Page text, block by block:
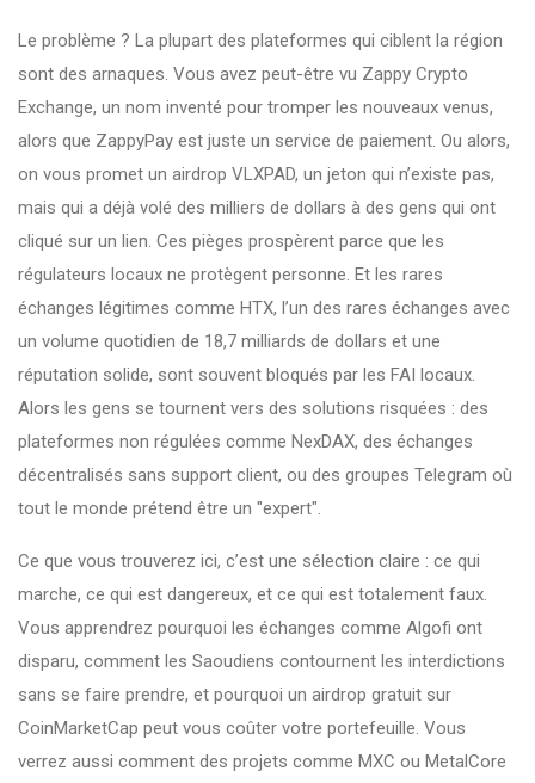
Le problème ? La plupart des plateformes qui ciblent la région
sont des arnaques. Vous avez peut-être vu Zappy Crypto
Exchange, un nom inventé pour tromper les nouveaux venus,
alors que ZappyPay est juste un service de paiement. Ou alors,
on vous promet un airdrop VLXPAD, un jeton qui n’existe pas,
mais qui a déjà volé des milliers de dollars à des gens qui ont
cliqué sur un lien. Ces pièges prospèrent parce que les
régulateurs locaux ne protègent personne. Et les rares
échanges légitimes comme HTX, l’un des rares échanges avec
un volume quotidien de 18,7 milliards de dollars et une
réputation solide, sont souvent bloqués par les FAI locaux.
Alors les gens se tournent vers des solutions risquées : des
plateformes non régulées comme NexDAX, des échanges
décentralisés sans support client, ou des groupes Telegram où
tout le monde prétend être un "expert".
Ce que vous trouverez ici, c’est une sélection claire : ce qui
marche, ce qui est dangereux, et ce qui est totalement faux.
Vous apprendrez pourquoi les échanges comme Algofi ont
disparu, comment les Saoudiens contournent les interdictions
sans se faire prendre, et pourquoi un airdrop gratuit sur
CoinMarketCap peut vous coûter votre portefeuille. Vous
verrez aussi comment des projets comme MXC ou MetalCore